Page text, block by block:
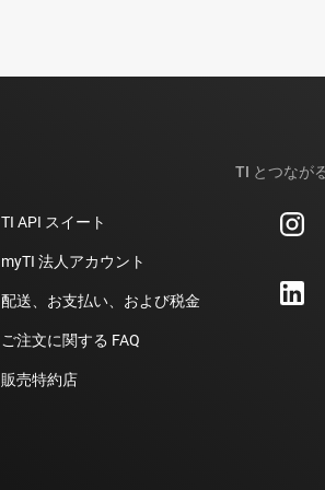
TI API スイート
myTI 法人アカウント
配送、お支払い、および税金
ご注文に関する FAQ
販売特約店
TI とつなが